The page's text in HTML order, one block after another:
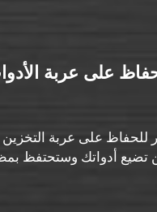
للحفاظ على عربة
تضيع أدواتك وستحتفظ